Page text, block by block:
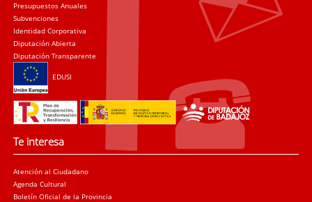
Presupuestos Anuales
Subvenciones
Identidad Corporativa
Diputación Abierta
Diputación Transparente
EDUSI
Te interesa
Atención al Ciudadano
Agenda Cultural
Boletín Oficial de la Provincia